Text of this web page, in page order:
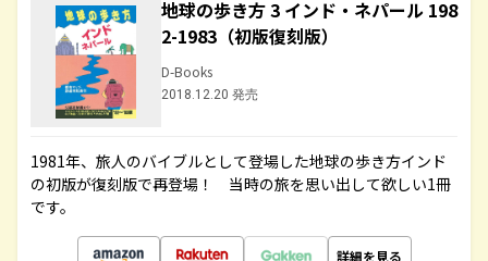
地球の歩き方 3 インド・ネパール 198
2-1983（初版復刻版）
D-Books
2018.12.20 発売
1981年、旅人のバイブルとして登場した地球の歩き方インド
の初版が復刻版で再登場！ 当時の旅を思い出して欲しい1冊
です。
詳細を見る